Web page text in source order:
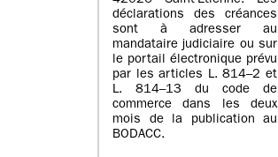
déclarations des créances
sont à adresser au
mandataire judiciaire ou sur
le portail électronique prévu
par les articles L. 814–2 et
L. 814–13 du code de
commerce dans les deux
mois de la publication au
BODACC.